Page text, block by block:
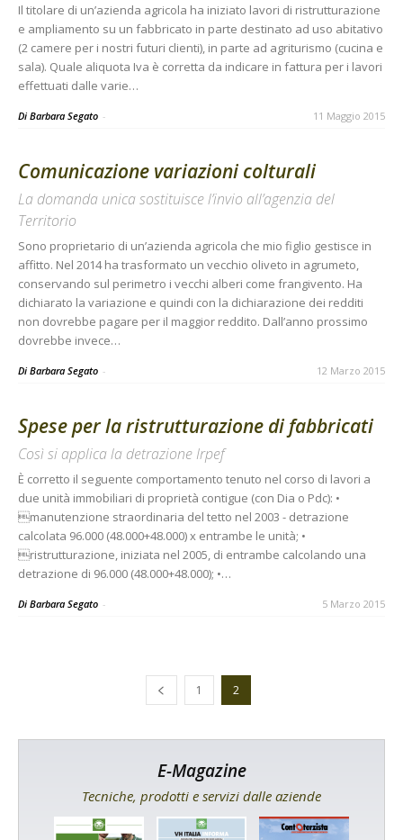
Il titolare di un’azienda agricola ha iniziato lavori di ristrutturazione
e ampliamento su un fabbricato in parte destinato ad uso abitativo
(2 camere per i nostri futuri clienti), in parte ad agriturismo (cucina e
sala). Quale aliquota Iva è corretta da indicare in fattura per i lavori
effettuati dalle varie…
Di Barbara Segato - 11 Maggio 2015
Comunicazione variazioni colturali
La domanda unica sostituisce l’invio all’agenzia del
Territorio
Sono proprietario di un’azienda agricola che mio figlio gestisce in
affitto. Nel 2014 ha trasformato un vecchio oliveto in agrumeto,
conservando sul perimetro i vecchi alberi come frangivento. Ha
dichiarato la variazione e quindi con la dichiarazione dei redditi
non dovrebbe pagare per il maggior reddito. Dall’anno prossimo
dovrebbe invece…
Di Barbara Segato - 12 Marzo 2015
Spese per la ristrutturazione di fabbricati
Così si applica la detrazione Irpef
È corretto il seguente comportamento tenuto nel corso di lavori a
due unità immobiliari di proprietà contigue (con Dia o Pdc): •
manutenzione straordinaria del tetto nel 2003 - detrazione
calcolata 96.000 (48.000+48.000) x entrambe le unità; •
ristrutturazione, iniziata nel 2005, di entrambe calcolando una
detrazione di 96.000 (48.000+48.000); •…
Di Barbara Segato - 5 Marzo 2015
1 2
E-Magazine
Tecniche, prodotti e servizi dalle aziende